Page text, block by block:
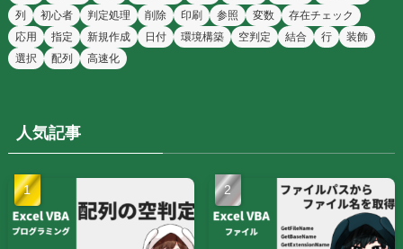
列
初心者 判定処理 削除 印刷 参照 変数
存在チェック
応用
指定 新規作成 日付 環境構築 空判定 結合 行
装飾
選択
配列 高速化
人気記事